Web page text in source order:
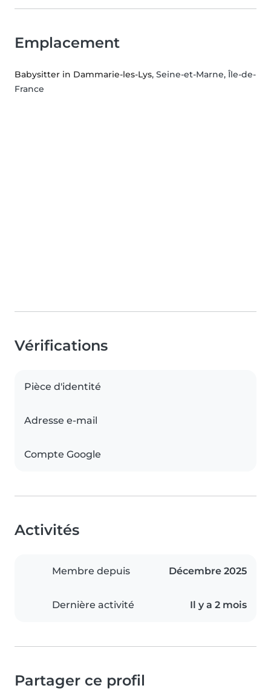
Emplacement
Babysitter in Dammarie-les-Lys, Seine-et-Marne, Île-de-
France
Vérifications
Pièce d'identité
Adresse e-mail
Compte Google
Activités
Membre depuis Décembre 2025
Dernière activité Il y a 2 mois
Partager ce profil